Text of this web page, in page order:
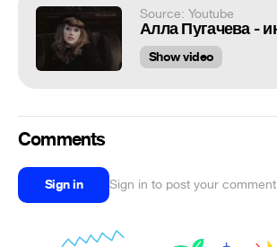
Source: Youtube
Show video
Comments
Sign in Sign in to post your comment